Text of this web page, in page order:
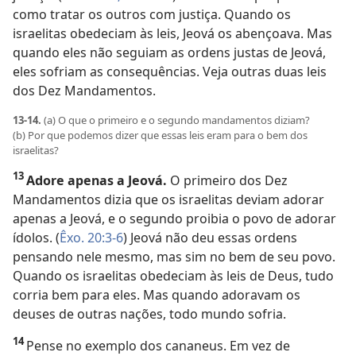
como tratar os outros com justiça. Quando os
israelitas obedeciam às leis, Jeová os abençoava. Mas
quando eles não seguiam as ordens justas de Jeová,
eles sofriam as consequências. Veja outras duas leis
dos Dez Mandamentos.
13-14. (a) O que o primeiro e o segundo mandamentos diziam?
(b) Por que podemos dizer que essas leis eram para o bem dos
israelitas?
13Adore apenas a Jeová. O primeiro dos Dez
Mandamentos dizia que os israelitas deviam adorar
apenas a Jeová, e o segundo proibia o povo de adorar
ídolos. (Êxo. 20:3-6) Jeová não deu essas ordens
pensando nele mesmo, mas sim no bem de seu povo.
Quando os israelitas obedeciam às leis de Deus, tudo
corria bem para eles. Mas quando adoravam os
deuses de outras nações, todo mundo sofria.
14Pense no exemplo dos cananeus. Em vez de